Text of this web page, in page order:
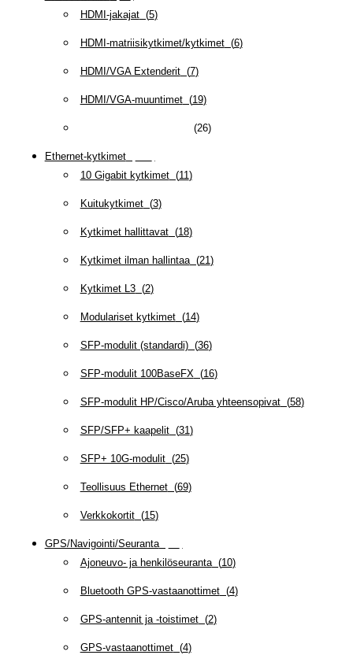
HDMI-jakajat(5)
HDMI-matriisikytkimet/kytkimet(6)
HDMI/VGA Extenderit(7)
HDMI/VGA-muuntimet(19)
(26)
Ethernet-kytkimet(
10 Gigabit kytkimet(11)
Kuitukytkimet(3)
Kytkimet hallittavat(18)
Kytkimet ilman hallintaa(21)
Kytkimet L3(2)
Modulariset kytkimet(14)
SFP-modulit (standardi)(36)
SFP-modulit 100BaseFX(16)
SFP-modulit HP/Cisco/Aruba yhteensopivat(58)
SFP/SFP+ kaapelit(31)
SFP+ 10G-modulit(25)
Teollisuus Ethernet(69)
Verkkokortit(15)
GPS/Navigointi/Seuranta(
Ajoneuvo- ja henkilöseuranta(10)
Bluetooth GPS-vastaanottimet(4)
GPS-antennit ja -toistimet(2)
GPS-vastaanottimet(4)